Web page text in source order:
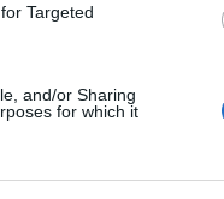
Targeted
and/or Sharing
for which it